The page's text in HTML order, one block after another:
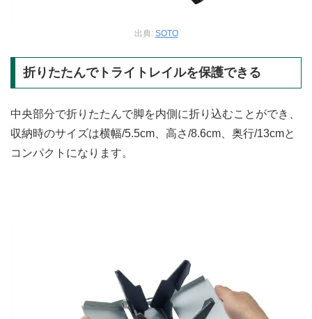
出典: SOTO
折りたたんでトライトレイルを保護できる
中央部分で折りたたんで脚を内側に折り込むことができ、
収納時のサイズは横幅/5.5cm、高さ/8.6cm、奥行/13cmと
コンパクトになります。